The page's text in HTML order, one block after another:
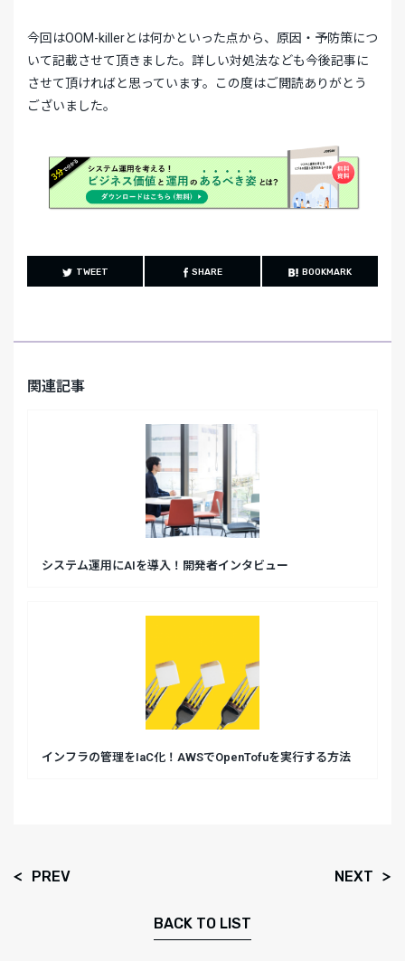
今回はOOM-killerとは何かといった点から、原因・予防策につ
いて記載させて頂きました。詳しい対処法なども今後記事に
させて頂ければと思っています。この度はご閲読ありがとう
ございました。
TWEET SHARE BOOKMARK
関連記事
システム運用にAIを導入！開発者インタビュー
インフラの管理をIaC化！AWSでOpenTofuを実行する方法
PREV NEXT
BACK TO LIST